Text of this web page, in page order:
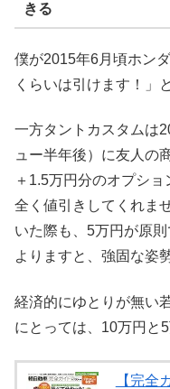
きる
僕が2015年6月頃ホン
くらいは引けます！」
一方タントカスタムは
ュー半年後）に友人の
＋1.5万円分のオプシ
全く値引きしてくれま
いた際も、5万円が原
よりますと、強固な姿
経済的にゆとりが無い
にとっては、10万円と
【完全